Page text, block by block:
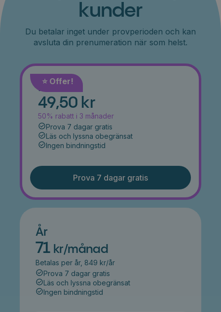
kunder
Du betalar inget under provperioden och kan
avsluta din prenumeration när som helst.
⭐️ Offer!
Månad
49,50 kr
50% rabatt i 3 månader
Prova 7 dagar gratis
Läs och lyssna obegränsat
Ingen bindningstid
Prova 7 dagar gratis
År
71 kr/månad
Betalas per år, 849 kr/år
Prova 7 dagar gratis
Läs och lyssna obegränsat
Ingen bindningstid